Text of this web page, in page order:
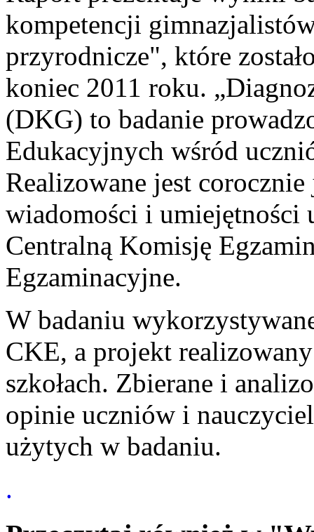
kompetencji
przyrodnicze", które
koniec 2011 roku.
(DKG) to badanie
Edukacyjnych wśród
Realizowane jest
wiadomości i umiejętności
Centralną Komisję
Egzaminacyjne.
W badaniu
CKE, a projekt
szkołach. Zbierane i
opinie uczniów i
użytych w badaniu.
.